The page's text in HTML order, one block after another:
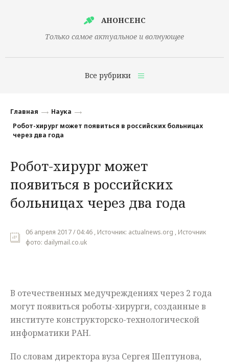
АНОНСЕНС
Только самое актуальное и волнующее
Все рубрики
Финансы
Наука
Культура
Общество
Мнения
Главная
Наука
Робот-хирург может появиться в российских больницах
через два года
Робот-хирург может
появиться в российских
больницах через два года
06 апреля 2017 / 04:46 , Источник: actualnews.org , Источник
фото: dailymail.co.uk
В отечественных медучреждениях через 2 года
могут появиться роботы-хирурги, созданные в
институте конструкторско-технологической
информатики РАН.
По словам директора вуза Сергея Шептунова,